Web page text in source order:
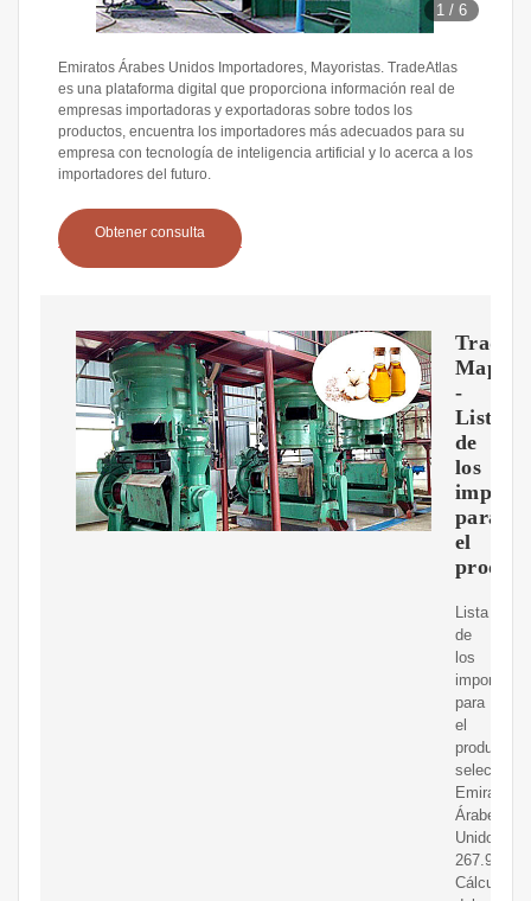
1 /6
Emiratos Árabes Unidos Importadores, Mayoristas. TradeAtlas
es una plataforma digital que proporciona información real de
empresas importadoras y exportadoras sobre todos los
productos, encuentra los importadores más adecuados para su
empresa con tecnología de inteligencia artificial y lo acerca a los
importadores del futuro.
Obtener consulta
Trade
Map
-
Lista
de
los
para
el
Lista
de
los
para
el
producto
Emiratos
Árabes
Unidos:
Cálculos